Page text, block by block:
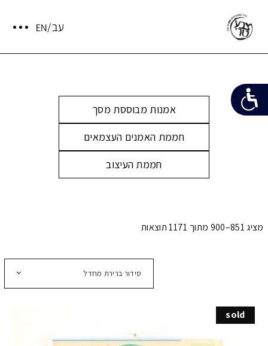
אמנות מבוססת מסך
חממת האמנים העצמאים
חממת העיצוב
מציג 851–900 מתוך 1171 תוצאות
סידור ברירת מחדל
sold